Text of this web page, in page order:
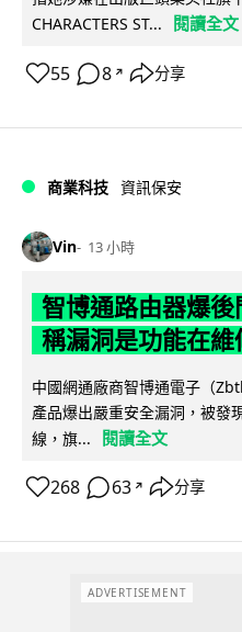
CHARACTERS ST...
閱讀全文
55 8 ↗ 分享
商業科技 資訊保安
Vin 13 小時
智博通路由器爆
稱漏洞是功能在維
中國網通廠商智博通電子（
產品爆出嚴重安全漏洞，被發
線，旗...
閱讀全文
268 63 ↗ 分享
ADVERTISEMENT